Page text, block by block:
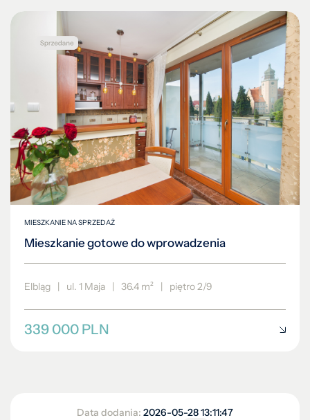
MIESZKANIE NA SPRZEDAŻ
Mieszkanie gotowe do wprowadzenia
Elbląg ul. 1 Maja 36.4 m² piętro 2/9
339 000 PLN
Data dodania: 2026-05-28 13:11:47